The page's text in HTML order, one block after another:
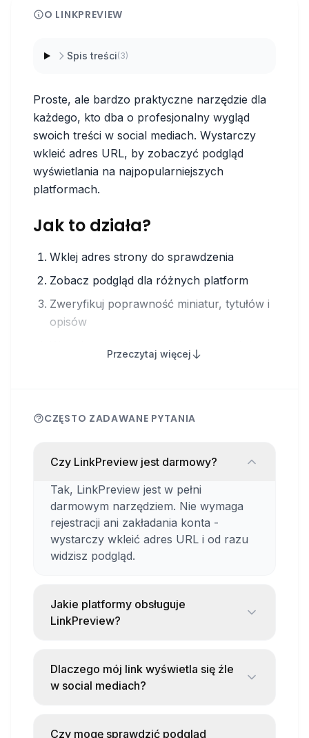
O LINKPREVIEW
Spis treści(3)
Proste, ale bardzo praktyczne narzędzie dla
każdego, kto dba o profesjonalny wygląd
swoich treści w social mediach. Wystarczy
wkleić adres URL, by zobaczyć podgląd
wyświetlania na najpopularniejszych
platformach.
Jak to działa?
Wklej adres strony do sprawdzenia
Zobacz podgląd dla różnych platform
Zweryfikuj poprawność miniatur, tytułów i
opisów
grafiki na swojej stronie
Weryfikacja miniatur przed udostępnieniem
treści
Testowanie różnych wariantów meta
tagów
Diagnozowanie problemów z
Dlaczego warto korzystać?
Pewność poprawnego wyświetlania -
Przeczytaj więcej
CZĘSTO ZADAWANE PYTANIA
Czy LinkPreview jest darmowy?
Tak, LinkPreview jest w pełni
darmowym narzędziem. Nie wymaga
rejestracji ani zakładania konta -
wystarczy wkleić adres URL i od razu
widzisz podgląd.
Jakie platformy obsługuje
LinkPreview?
dla najpopularniejszych platform
społecznościowych i komunikatorów,
Dlaczego mój link wyświetla się źle
w social mediach?
niepoprawnych lub brakujących meta
Czy mogę sprawdzić podgląd